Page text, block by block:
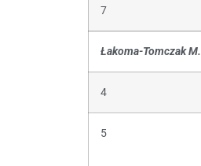
7
Łakoma-Tomczak M.
4
5